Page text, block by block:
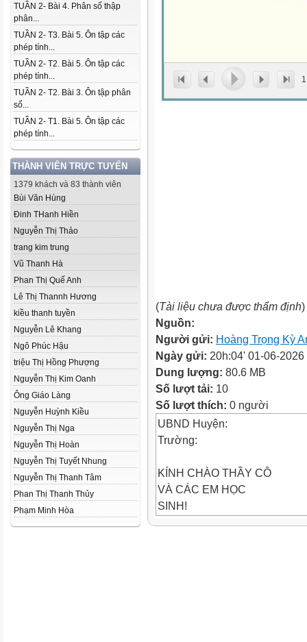
TUẦN 2- Bài 4. Phân số thập
phân...
TUẦN 2- T3. Bài 5. Ôn tập các
phép tính...
TUẦN 2- T2. Bài 5. Ôn tập các
phép tính...
TUẦN 2- T2. Bài 3. Ôn tập phân
số...
TUẦN 2- T1. Bài 5. Ôn tập các
phép tính...
THÀNH VIÊN TRỰC TUYẾN
1379 khách và 83 thành viên
Bùi Văn Hùng
Đinh THanh Hiền
Nguyễn Thị Thảo
trang kim trung
Vũ Thanh Hà
Phan Thị Quế Anh
Lê Thị Thannh Hương
kiều thanh tuyền
Nguyễn Lê Khang
Ngô Phúc Hậu
triệu Thị Hồng Phượng
Nguyễn Thị Kim Oanh
Ông Giáo Làng
Nguyễn Huỳnh Kiều
Nguyễn Thị Nga
Nguyễn Thị Hoàn
Nguyễn Thị Tuyết Nhung
Nguyễn Thị Thanh Tâm
Phan Thị Thanh Thủy
Phạm Minh Hòa
1
(Tài liệu chưa được thẩm định)
Nguồn:
Người gửi: Hoàng Trọng Kỳ
Ngày gửi: 20h:04' 01-06-2026
Dung lượng: 80.6 MB
Số lượt tải: 10
Số lượt thích: 0 người
UBND Huyện:
Trường:
KÍNH CHÀO THẦY CÔ
VÀ CÁC EM HỌC
SINH!